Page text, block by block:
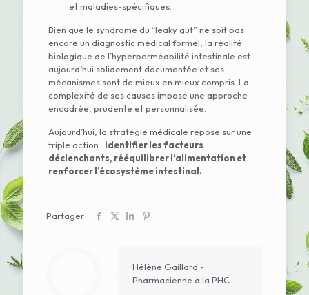
et maladies-spécifiques.
Bien que le syndrome du “leaky gut” ne soit pas
encore un diagnostic médical formel, la réalité
biologique de l’hyperperméabilité intestinale est
aujourd’hui solidement documentée et ses
mécanismes sont de mieux en mieux compris. La
complexité de ses causes impose une approche
encadrée, prudente et personnalisée.
Aujourd’hui, la stratégie médicale repose sur une
triple action : identifier les facteurs
déclenchants, rééquilibrer l’alimentation et
renforcer l’écosystème intestinal.
Partager
Hélène Gaillard -
Pharmacienne à la PHC